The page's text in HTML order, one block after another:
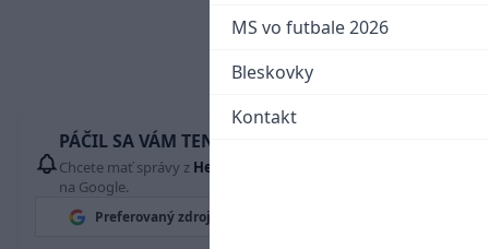
MS vo futbale 2026
Bleskovky
Kontakt
PÁČIL SA VÁM TENTO ČLÁNOK?
Chcete mať správy z Hetrik.sk
na Google.
Preferovaný zdroj